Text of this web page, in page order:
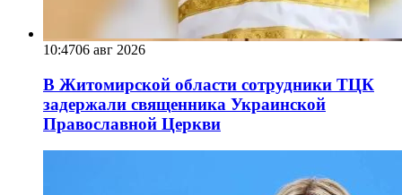
10:4706 авг 2026
В Житомирской области сотрудники ТЦК
задержали священника Украинской
Православной Церкви